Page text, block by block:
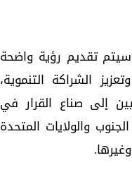
تقديم رؤية واضحة
الشراكة التنموية،
إلى صناع القرار في
والولايات المتحدة